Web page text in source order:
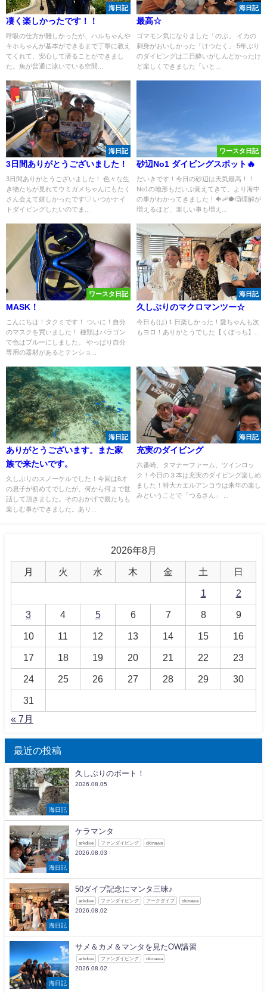
海日記
凄く楽しかったです！！
呼吸の仕方が難しかったが、ハルちゃんや
キホちゃんが基本ができるまで丁寧に教え
てくれて、安心して潜ることができまし
た。魚が普通に泳いでいる空間...
海日記
最高☆
ゴマモン気になりました「のぶ」 イカの
刺身がおいしかった「けつたく」 5年ぶり
のダイビングは二日酔いがしんどかったけ
ど楽しくできました「いと...
海日記
3日間ありがとうございました！
3日間ありがとうございました！ 色々な生
き物たちが見れてウミガメちゃんにもたく
さん会えて嬉しかったです♡ いつかナイ
トダイビングしたいのでま...
ワースタ日記
砂辺No1 ダイビングスポット🔥
だいきです！今日の砂辺は天気最高！！
No1の地形もだいぶ覚えてきて、より海中
の事がわかってきました！🐠🦐🐡🧐理解が
増えるほど、楽しい事も増え...
ワースタ日記
MASK！
こんにちは！タクミです！ ついに！自分
のマスクを買いました！ 種類はパラゴン
で色はブルーにしました。 やっぱり自分
専用の器材があるとテンショ...
海日記
久しぶりのマクロマンツー☆
今日も(は)１日楽しかった！愛ちゃんも次
もヨロ！ありがとうでした【くぼっち】...
海日記
ありがとうございます。また家
族で来たいです。
久しぶりのスノーケルでした！今回は6才
の息子が初めてでしたが、何から何まで世
話して頂きました。そのおかげで親たちも
楽しむ事ができました。あり...
海日記
充実のダイビング
六番崎、タマナーファーム、ツインロッ
ク！今日の３本は充実のダイビング楽しめ
ました！特大カエルアンコウは来年の楽し
みということで「つるさん」 ...
2026年8月
月 火 水 木 金 土 日
1 2
3 4 5 6 7 8 9
10 11 12 13 14 15 16
17 18 19 20 21 22 23
24 25 26 27 28 29 30
31
« 7月
最近の投稿
海日記
久しぶりのボート！
2026.08.05
海日記
ケラマンタ
arkdive ファンダイビング okinawa
2026.08.03
海日記
50ダイブ記念にマンタ三昧♪
arkdive ファンダイビング アークダイブ okinawa
2026.08.02
海日記
サメ＆カメ＆マンタを見たOW講習
arkdive ファンダイビング okinawa
2026.08.02